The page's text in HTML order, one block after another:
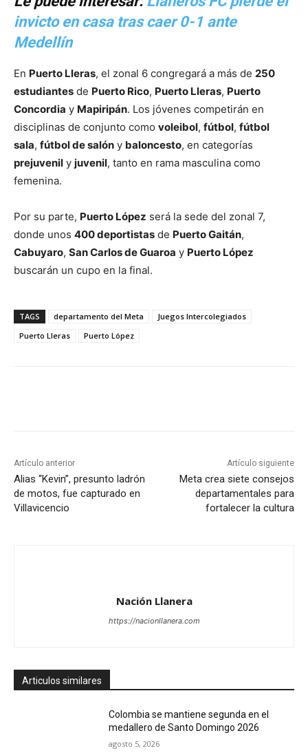
invicto en casa tras caer 0-1 ante
Medellín
En Puerto Lleras, el zonal 6 congregará a más de 250
estudiantes de Puerto Rico, Puerto Lleras, Puerto
Concordia y Mapiripán. Los jóvenes competirán en
disciplinas de conjunto como voleibol, fútbol, fútbol
sala, fútbol de salón y baloncesto, en categorías
prejuvenil y juvenil, tanto en rama masculina como
femenina.
Por su parte, Puerto López será la sede del zonal 7,
donde unos 400 deportistas de Puerto Gaitán,
Cabuyaro, San Carlos de Guaroa y Puerto López
buscarán un cupo en la final.
TAGS departamento del Meta
Juegos Intercolegiados
Puerto Lleras
Puerto López
Artículo anterior
Alias “Kevin”, presunto ladrón
de motos, fue capturado en
Villavicencio
Artículo siguiente
Meta crea siete consejos
departamentales para
fortalecer la cultura
Nación Llanera
https://nacionllanera.com
Articulos similares
Colombia se mantiene segunda en el
medallero de Santo Domingo 2026
agosto 5, 2026